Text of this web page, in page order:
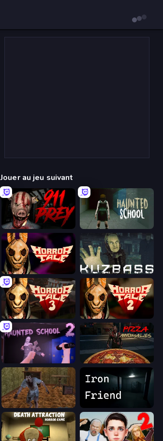
Jouer au jeu suivant
911: Prey Haunted School
Horror Tale Kuzbass Horror
Haunted School 2 Pizza Anomalies
Creepy Granny Scream: Scary Freddy